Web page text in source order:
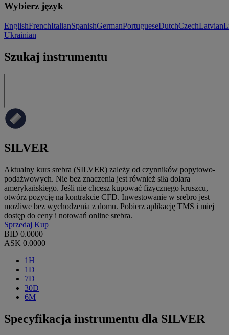
Wybierz język
EnglishFrenchItalianSpanishGermanPortugueseDutchCzechLatvian
Ukrainian
Szukaj instrumentu
SILVER
Aktualny kurs srebra (SILVER) zależy od czynników popytowo-
podażwowych. Nie bez znaczenia jest również siła dolara
amerykańskiego. Jeśli nie chcesz kupować fizycznego kruszcu,
otwórz pozycję na kontrakcie CFD. Inwestowanie w srebro jest
możliwe bez wychodzenia z domu. Pobierz aplikację TMS i miej
dostęp do ceny i notowań online srebra.
Sprzedaj Kup
BID 0.0000
ASK 0.0000
1H
1D
7D
30D
6M
Specyfikacja instrumentu dla SILVER